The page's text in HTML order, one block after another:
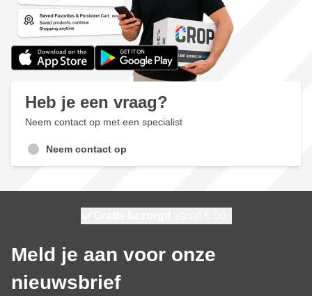
Heb je een vraag?
Neem contact op met een specialist
Neem contact op
Meld je aan voor onze
nieuwsbrief